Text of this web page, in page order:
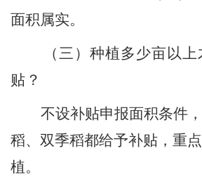
面积属实。
（三） 种植多少亩以上
贴？
不设补贴申报面积条件，
稻、双季稻都给予补贴，重
植。